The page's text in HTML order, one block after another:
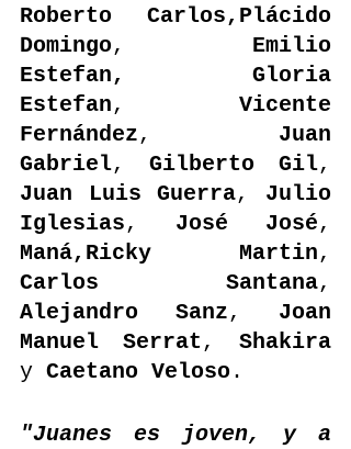
Roberto Carlos,Plácido
Domingo, Emilio
Estefan, Gloria
Estefan, Vicente
Fernández, Juan
Gabriel, Gilberto Gil
Juan Luis Guerra, Julio
Iglesias, José José
Maná,Ricky Martin
Carlos Santana
Alejandro Sanz, Joan
Manuel Serrat, Shakira
y Caetano Veloso .
"Juanes es joven, y a